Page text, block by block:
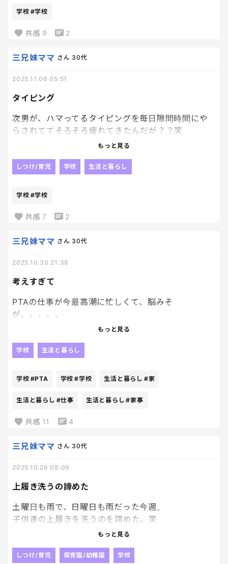
キャパオーバーってことだ😭
私の脳みそちっさいなぁ、、
学校 #学校
共感 9 2
タイピング
三兄妹ママ さん 30代
2025.11.06 05:51
次男が、ハマってるタイピングを毎日隙間時間にや
らされててそろそろ疲れてきたんだが？？笑
けどタイピング数でどんどんランクが上がっていく
お友達と競ってるんだって、、、笑
自分でやれや。笑
もっと見る
しつけ/育児 学校 生活と暮らし
学校 #学校
共感 7 2
考えすぎて
三兄妹ママ さん 30代
2025.10.30 21:38
PTAの仕事が今最高潮に忙しくて、脳みそ
が、、、、、
り仕事量あるとおもうわ😇
働いて、家事育児しておまけにこの仕事量って鬼畜す
もっと見る
学校 生活と暮らし
学校 #PTA 学校 #学校 生活と暮らし #家
生活と暮らし #仕事 生活と暮らし #家事
共感 11 4
上履き洗うの諦めた
三兄妹ママ さん 30代
2025.10.26 08:09
土曜日も雨で、日曜日も雨だった今週。
子供達の上履きを洗うのを諦めた。笑
汚いから絶対毎週洗いたいんだけど今週はさすがに
もっと見る
しつけ/育児 保育園/幼稚園 学校